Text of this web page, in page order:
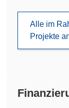
Alle im
Projekte